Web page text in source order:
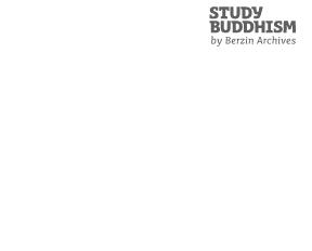
Study
Buddhism
چهار حقیقت ناب